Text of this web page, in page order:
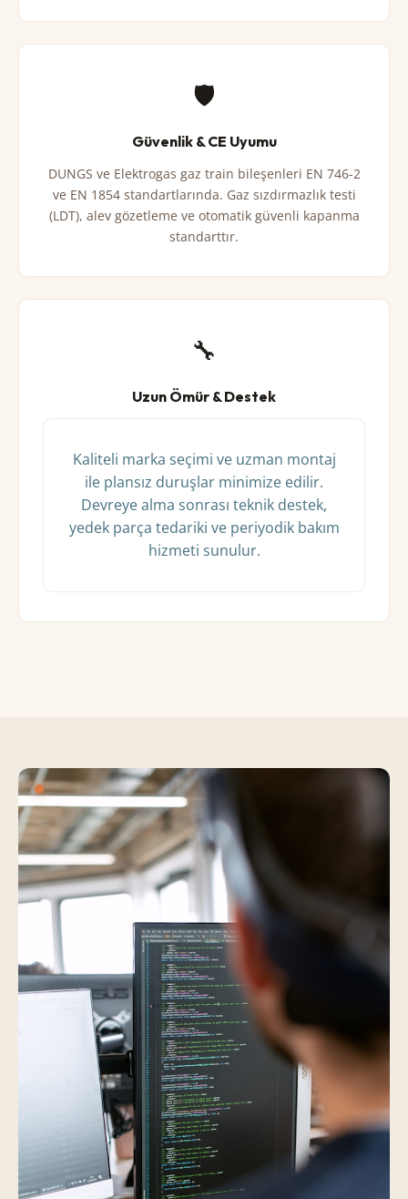
🛡️
Güvenlik & CE Uyumu
DUNGS ve Elektrogas gaz train bileşenleri EN 746-2
ve EN 1854 standartlarında. Gaz sızdırmazlık testi
(LDT), alev gözetleme ve otomatik güvenli kapanma
standarttır.
🔧
Uzun Ömür & Destek
Kaliteli marka seçimi ve uzman montaj
ile plansız duruşlar minimize edilir.
Devreye alma sonrası teknik destek,
yedek parça tedariki ve periyodik bakım
hizmeti sunulur.